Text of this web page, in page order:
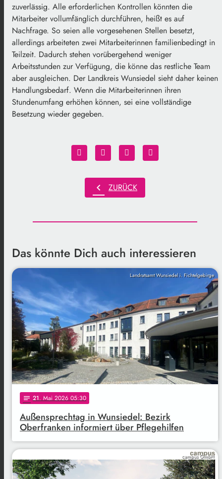
zuverlässig. Alle erforderlichen Kontrollen könnten die
Mitarbeiter vollumfänglich durchführen, heißt es auf
Nachfrage. So seien alle vorgesehenen Stellen besetzt,
allerdings arbeiteten zwei Mitarbeiterinnen familienbedingt in
Teilzeit. Dadurch stehen vorübergehend weniger
Arbeitsstunden zur Verfügung, die könne das restliche Team
aber ausgleichen. Der Landkreis Wunsiedel sieht daher keinen
Handlungsbedarf. Wenn die Mitarbeiterinnen ihren
Stundenumfang erhöhen können, sei eine vollständige
Besetzung wieder gegeben.
chevron_left ZURÜCK
Das könnte Dich auch interessieren
Landratsamt Wunsiedel i. Fichtelgebirge
notes 21. Mai 2026 05:30
Außensprechtag in Wunsiedel: Bezirk
Oberfranken informiert über Pflegehilfen
campus GmbH